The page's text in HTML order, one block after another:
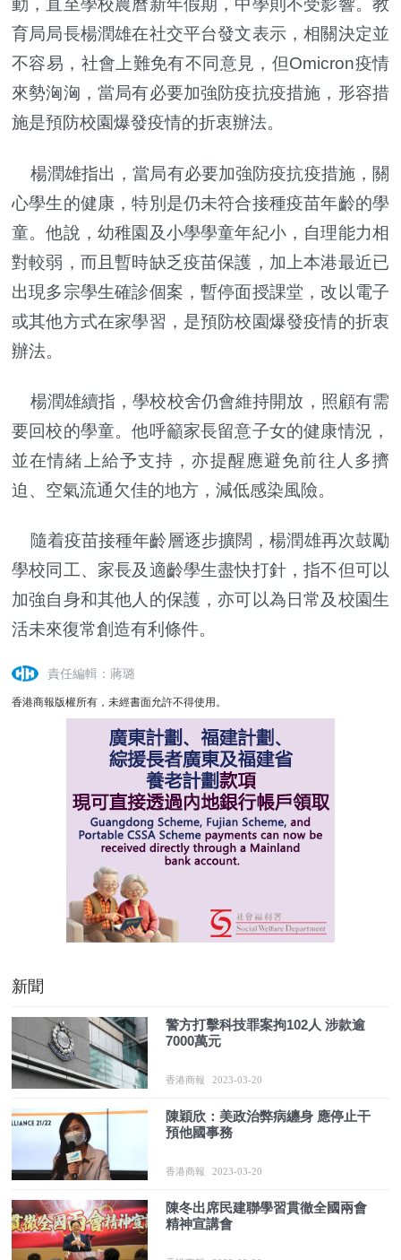
動，直至學校農曆新年假期，中學則不受影響。教
育局局長楊潤雄在社交平台發文表示，相關決定並
不容易，社會上難免有不同意見，但Omicron疫情
來勢洶洶，當局有必要加強防疫抗疫措施，形容措
施是預防校園爆發疫情的折衷辦法。
楊潤雄指出，當局有必要加強防疫抗疫措施，關
心學生的健康，特別是仍未符合接種疫苗年齡的學
童。他說，幼稚園及小學學童年紀小，自理能力相
對較弱，而且暫時缺乏疫苗保護，加上本港最近已
出現多宗學生確診個案，暫停面授課堂，改以電子
或其他方式在家學習，是預防校園爆發疫情的折衷
辦法。
楊潤雄續指，學校校舍仍會維持開放，照顧有需
要回校的學童。他呼籲家長留意子女的健康情況，
並在情緒上給予支持，亦提醒應避免前往人多擠
迫、空氣流通欠佳的地方，減低感染風險。
隨着疫苗接種年齡層逐步擴闊，楊潤雄再次鼓勵
學校同工、家長及適齡學生盡快打針，指不但可以
加強自身和其他人的保護，亦可以為日常及校園生
活未來復常創造有利條件。
責任編輯：蔣璐
香港商報版權所有，未經書面允許不得使用。
新聞
警方打擊科技罪案拘102人 涉款逾
7000萬元
香港商報 2023-03-20
陳穎欣：美政治弊病纏身 應停止干
預他國事務
香港商報 2023-03-20
陳冬出席民建聯學習貫徹全國兩會
精神宣講會